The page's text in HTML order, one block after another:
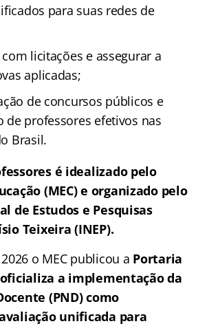
para suas redes de
licitações e assegurar a
aplicadas;
de concursos públicos e
de professores efetivos nas
Brasil.
é idealizado pelo
(MEC) e organizado pelo
de Estudos e Pesquisas
Teixeira (INEP).
o MEC publicou a Portaria
oficializa a implementação da
(PND) como
unificada para